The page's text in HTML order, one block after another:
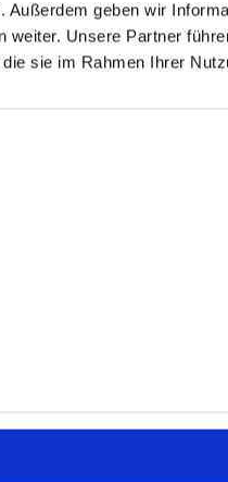
Außerdem geben wir
weiter. Unsere Partner
sie im Rahmen Ihrer